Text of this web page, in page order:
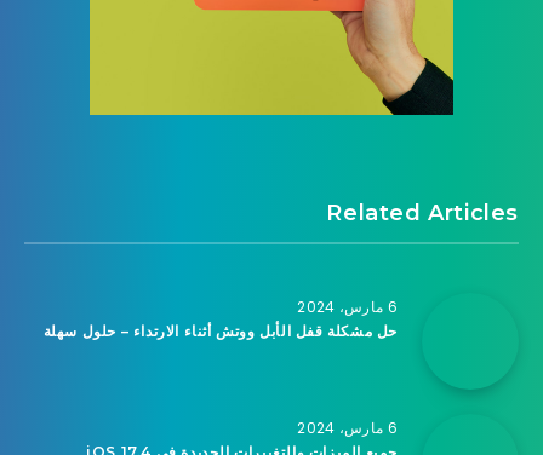
Related Articles
6 مارس، 2024
حل مشكلة قفل الأبل ووتش أثناء الارتداء – حلول سهلة
6 مارس، 2024